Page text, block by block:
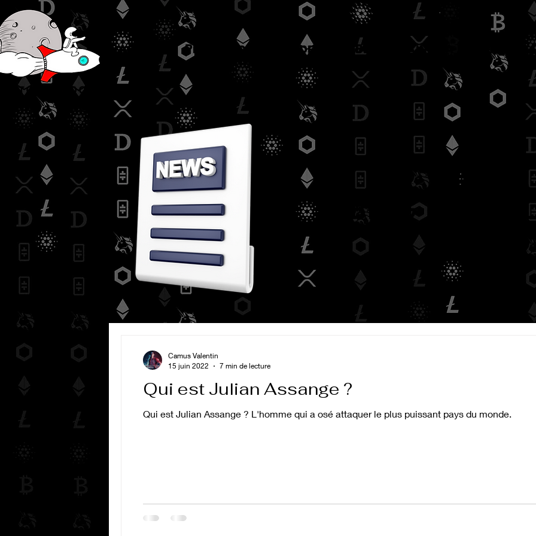
Accueil Prestations Guide de la Blockchain
BLOG |
Qui est Julian Assange ?
Qui est Julian Assange ? L'homme qui a osé attaquer le plus puissant pays du monde.
Camus Valentin
15 juin 2022
7 min de lecture